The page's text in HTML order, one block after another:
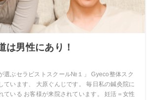
は男性にあり！
選ぶセラピストスクール№１」 Gyeco整体スク
ています、 大原ぐんじです。 毎日私の鍼灸院に
ている お客様が来院されています。 妊活＝女性